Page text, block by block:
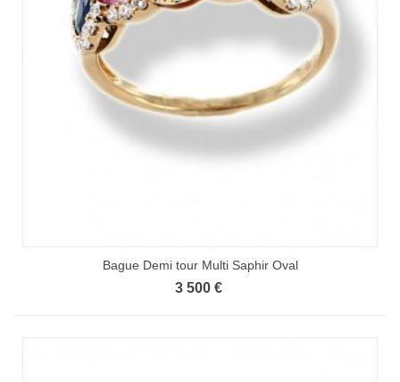
Bague Demi tour Multi Saphir Oval
3 500 €